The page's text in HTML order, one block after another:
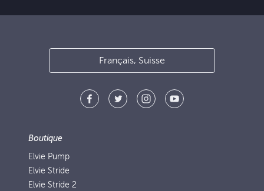
Français, Suisse
Boutique
Elvie Pump
Elvie Stride
Elvie Stride 2